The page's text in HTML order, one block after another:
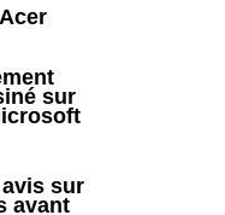
sur
sur
avant